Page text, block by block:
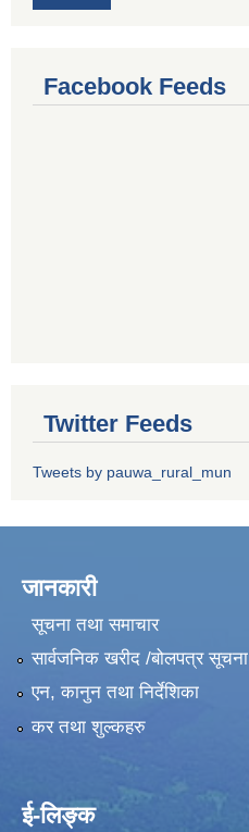
Facebook Feeds
Twitter Feeds
Tweets by pauwa_rural_mun
जानकारी
सूचना तथा समाचार
सार्वजनिक खरीद /बोलपत्र सूचना
एन, कानुन तथा निर्देशिका
कर तथा शुल्कहरु
ई-लिङ्क